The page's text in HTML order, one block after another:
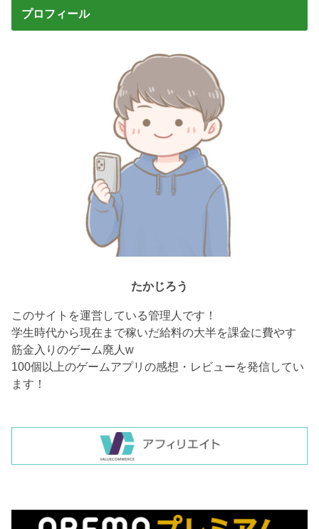
つ子ちゃんと一
プロフィール
たかじろう
このサイトを運営している管理人です！
学生時代から現在まで稼いだ給料の大半を課金に費やす
筋金入りのゲーム廃人w
100個以上のゲームアプリの感想・レビューを発信してい
ます！